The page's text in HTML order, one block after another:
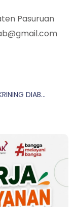
Pasuruan
DIAB...